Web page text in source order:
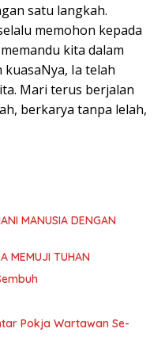
satu langkah.
memohon kepada
kita dalam
Ia telah
Mari terus berjalan
berkarya tanpa lelah,
MANUSIA DENGAN
MEMUJI TUHAN
Pokja Wartawan Se-